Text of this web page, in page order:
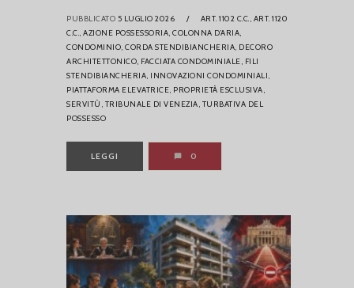
PUBBLICATO 5 LUGLIO 2026 / ART. 1102 C.C., ART. 1120
C.C., AZIONE POSSESSORIA, COLONNA D’ARIA,
CONDOMINIO, CORDA STENDIBIANCHERIA, DECORO
ARCHITETTONICO, FACCIATA CONDOMINIALE, FILI
STENDIBIANCHERIA, INNOVAZIONI CONDOMINIALI,
PIATTAFORMA ELEVATRICE, PROPRIETÀ ESCLUSIVA,
SERVITÙ, TRIBUNALE DI VENEZIA, TURBATIVA DEL
POSSESSO
LEGGI 0